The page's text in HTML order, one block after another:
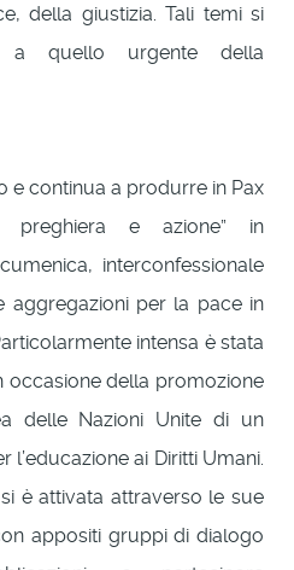
della giustizia. Tali temi si
a quello urgente della
e continua a produrre in Pax
preghiera e azione” in
interconfessionale
aggregazioni per la pace in
intensa è stata
occasione della promozione
delle Nazioni Unite di un
l’educazione ai Diritti Umani.
è attivata attraverso le sue
appositi gruppi di dialogo